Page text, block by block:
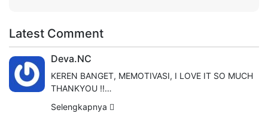
Latest Comment
Deva.NC
KEREN BANGET, MEMOTIVASI, I LOVE IT SO MUCH
THANKYOU !!…
Selengkapnya